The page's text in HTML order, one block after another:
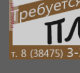
реклама